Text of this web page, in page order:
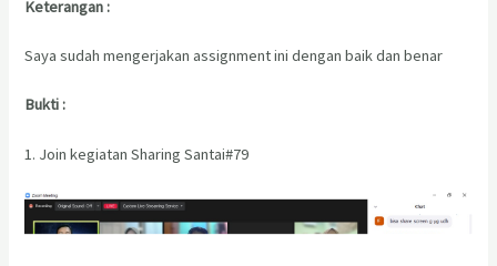
Keterangan :
Saya sudah mengerjakan assignment ini dengan baik dan benar
Bukti :
1. Join kegiatan Sharing Santai#79